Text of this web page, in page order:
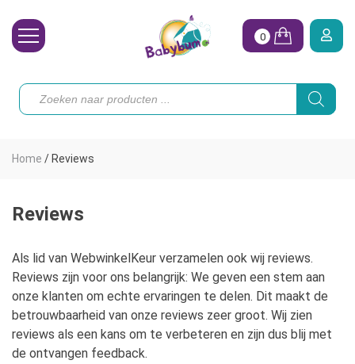
Toebehoren
Koopjes
Hoe begin ik?
0
Producten
zoeken
Home / Reviews
Reviews
Als lid van WebwinkelKeur verzamelen ook wij reviews.
Reviews zijn voor ons belangrijk: We geven een stem aan
onze klanten om echte ervaringen te delen. Dit maakt de
betrouwbaarheid van onze reviews zeer groot. Wij zien
reviews als een kans om te verbeteren en zijn dus blij met
de ontvangen feedback.